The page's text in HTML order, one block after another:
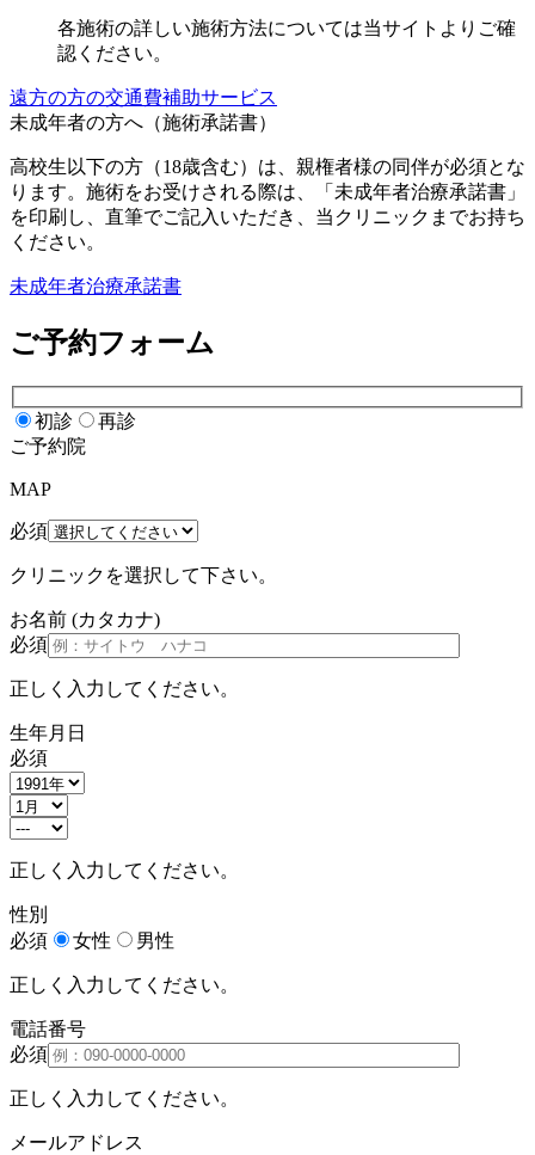
各施術の詳しい施術方法については当サイトよりご確
認ください。
遠方の方の交通費補助サービス
未成年者の方へ（施術承諾書）
高校生以下の方（18歳含む）は、親権者様の同伴が必須とな
ります。施術をお受けされる際は、「未成年者治療承諾書」
を印刷し、直筆でご記入いただき、当クリニックまでお持ち
ください。
未成年者治療承諾書
ご予約フォーム
初診
再診
ご予約院
MAP
必須
クリニックを選択して下さい。
お名前 (カタカナ)
必須
正しく入力してください。
生年月日
必須
正しく入力してください。
性別
必須
女性 男性
正しく入力してください。
電話番号
必須
正しく入力してください。
メールアドレス